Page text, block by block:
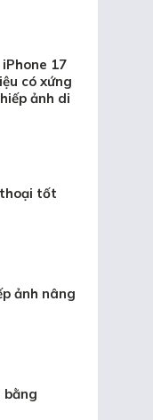
17
có xứng
ảnh di
tốt
ảnh nâng
bằng